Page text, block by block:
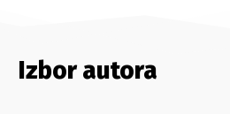
Izbor autora